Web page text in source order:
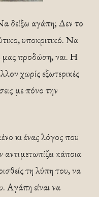
δείξω αγάπη; Δεν το
υποκριτικό. Να
μας προδώση, ναι. Η
χωρίς εξωτερικές
με πόνο την
κι ένας λόγος που
κάποια
τη λύπη του, να
Αγάπη είναι να